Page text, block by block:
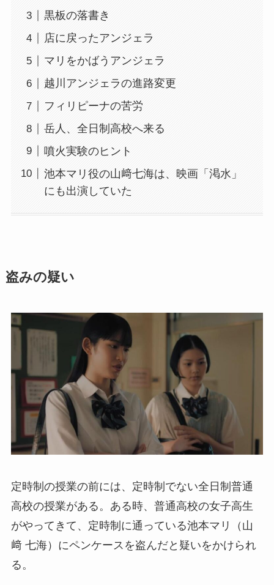
黒板の落書き
店に戻ったアンジェラ
マリをかばうアンジェラ
越川アンジェラの進路変更
フィリピーナの苦労
岳人、全日制高校へ来る
噴火実験のヒント
池本マリ役の山﨑七海は、映画「渇水」
にも出演していた
盗みの疑い
定時制の授業の前には、定時制でない全日制普通
高校の授業がある。ある時、普通高校の女子高生
がやってきて、定時制に通っている池本マリ（山
﨑 七海）にペンケースを盗んだと疑いをかけられ
る。